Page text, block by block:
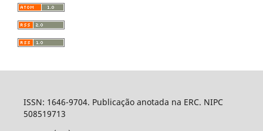
ISSN: 1646-9704. Publicação anotada na ERC. NIPC
508519713